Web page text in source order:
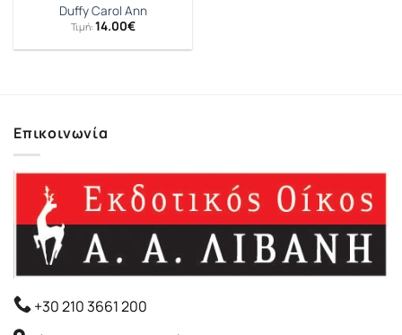
Duffy Carol Ann
Τιμή: 14.00€
Επικοινωνία
+30 210 3661 200